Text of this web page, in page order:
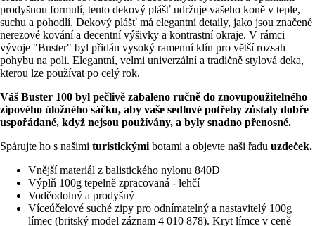
prodyšnou formulí, tento dekový plášť udržuje vašeho koně v teple,
suchu a pohodlí. Dekový plášť má elegantní detaily, jako jsou značené
nerezové kování a decentní výšivky a kontrastní okraje. V rámci
vývoje "Buster" byl přidán vysoký ramenní klín pro větší rozsah
pohybu na poli. Elegantní, velmi univerzální a tradičně stylová deka,
kterou lze používat po celý rok.
Váš Buster 100 byl pečlivě zabaleno ručně do znovupoužitelného
zipového úložného sáčku, aby vaše sedlové potřeby zůstaly dobře
uspořádané, když nejsou používány, a byly snadno přenosné.
Spárujte ho s našimi turistickými botami a objevte naši řadu uzdeček.
Vnější materiál z balistického nylonu 840D
Výplň 100g tepelně zpracovaná - lehčí
Voděodolný a prodyšný
Víceúčelové suché zipy pro odnímatelný a nastavitelý 100g
límec (britský model záznam 4 010 878). Kryt límce v ceně